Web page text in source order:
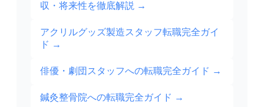
収・将来性を徹底解説 →
アクリルグッズ製造スタッフ転職完全ガイ
ド →
俳優・劇団スタッフへの転職完全ガイド →
鍼灸整骨院への転職完全ガイド →